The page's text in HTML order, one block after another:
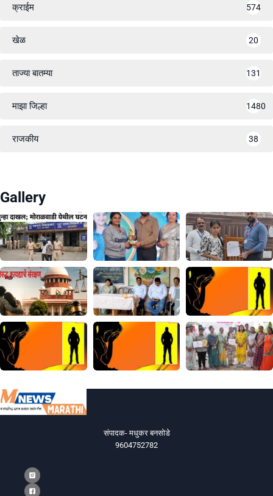
क्राईम 574
खेळ 20
ताज्या बातम्या 131
माझा जिल्हा 1480
राजकीय 38
Gallery
संपादक- मधुकर बनसोडे
9604752782